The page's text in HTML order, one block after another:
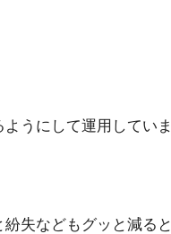
うにして運用していま
失などもグッと減ると